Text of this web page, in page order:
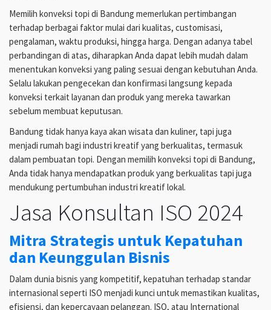
Memilih konveksi topi di Bandung memerlukan pertimbangan
terhadap berbagai faktor mulai dari kualitas, customisasi,
pengalaman, waktu produksi, hingga harga. Dengan adanya tabel
perbandingan di atas, diharapkan Anda dapat lebih mudah dalam
menentukan konveksi yang paling sesuai dengan kebutuhan Anda.
Selalu lakukan pengecekan dan konfirmasi langsung kepada
konveksi terkait layanan dan produk yang mereka tawarkan
sebelum membuat keputusan.
Bandung tidak hanya kaya akan wisata dan kuliner, tapi juga
menjadi rumah bagi industri kreatif yang berkualitas, termasuk
dalam pembuatan topi. Dengan memilih konveksi topi di Bandung,
Anda tidak hanya mendapatkan produk yang berkualitas tapi juga
mendukung pertumbuhan industri kreatif lokal.
Jasa Konsultan ISO 2024
Mitra Strategis untuk Kepatuhan
dan Keunggulan Bisnis
Dalam dunia bisnis yang kompetitif, kepatuhan terhadap standar
internasional seperti ISO menjadi kunci untuk memastikan kualitas,
efisiensi, dan kepercayaan pelanggan. ISO, atau International